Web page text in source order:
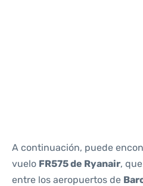
A continuación, puede
vuelo FR575 de Ryanair,
entre los aeropuertos de